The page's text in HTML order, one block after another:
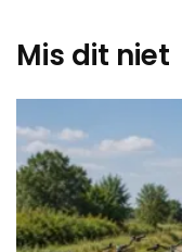
Mis dit niet